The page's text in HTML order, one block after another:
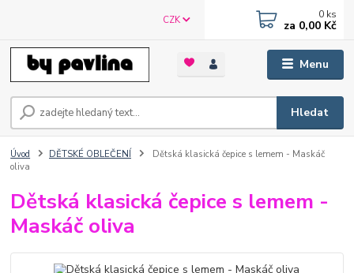
Menu
CZK
Hledat
0 ks
za 0,00 Kč
Úvod DĚTSKÉ OBLEČENÍ
Dětská klasická čepice s lemem - Maskáč
oliva
Dětská klasická čepice s lemem -
Maskáč oliva